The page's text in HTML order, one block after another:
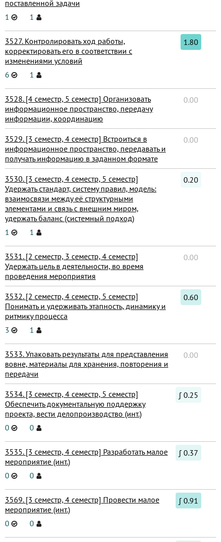
поставленной задачи
1
1
3527. Контролировать ход работы,
корректировать его в соответствии с
изменениями условий
6
1
1.80
3528. [4 семестр, 5 семестр] Организовать
информационное пространство, передачу
информации, координацию
0.00
3529. [3 семестр, 4 семестр] Встроиться в
информационное пространство, передавать и
получать информацию в заданном формате
0.00
3530. [3 семестр, 4 семестр, 5 семестр]
Удержать стандарт, систему правил, модель:
взаимосвязи между её структурными
элементами и связь с внешним миром,
удержать баланс (системный подход)
1
1
0.20
3531. [2 семестр, 3 семестр, 4 семестр]
Удержать цель в деятельности, во время
проведения мероприятия
0.00
3532. [2 семестр, 4 семестр, 5 семестр]
Понимать и удерживать этапность, динамику и
ритмику процесса
3
1
0.60
3533. Упаковать результаты для представления
вовне, материалы для хранения, повторения и
передачи
0.00
3534. [3 семестр, 4 семестр, 5 семестр]
Обеспечить документальную поддержку
проекта, вести делопроизводство (инт.)
0
0
∫ 0.25
3535. [3 семестр, 4 семестр] Разработать малое
мероприятие (инт.)
0
0
∫ 0.37
3569. [3 семестр, 4 семестр] Провести малое
мероприятие (инт.)
0
0
∫ 0.91